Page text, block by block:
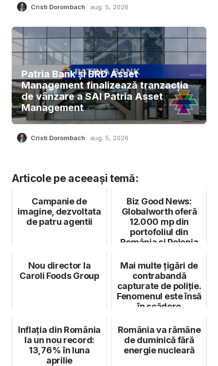
Cristi Dorombach aug. 5, 2026
Patria Bank și BRD Asset
Management finalizează tranzacția
de vânzare a SAI Patria Asset
Management
Cristi Dorombach aug. 5, 2026
Articole pe aceeași temă:
Campanie de
imagine, dezvoltata
de patru agentii
Biz Good News:
Globalworth oferă
12.000 mp din
portofoliul din
România și Polonia
Nou director la
Caroli Foods Group
Mai multe țigări de
contrabandă
capturate de poliție.
Fenomenul este însă
în scădere
Inflația din România
la un nou record:
13,76% în luna
aprilie
România va rămâne
de duminică fără
energie nucleară